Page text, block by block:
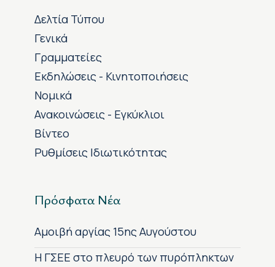
Δελτία Τύπου
Γενικά
Γραμματείες
Εκδηλώσεις - Κινητοποιήσεις
Νομικά
Ανακοινώσεις - Εγκύκλιοι
Βίντεο
Ρυθμίσεις Ιδιωτικότητας
Πρόσφατα Νέα
Αμοιβή αργίας 15ης Αυγούστου
H ΓΣΕΕ στο πλευρό των πυρόπληκτων